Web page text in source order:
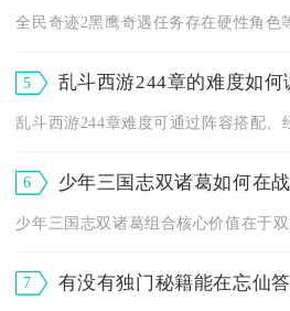
5 乱斗西游244章的难度如何
6 少年三国志双诸葛如何在
7 有没有独门秘籍能在忘仙